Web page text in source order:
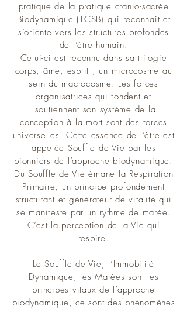
pratique de la pratique cranio-sacrée
Biodynamique (TCSB) qui reconnait et
s’oriente vers les structures profondes
de l’être humain.
Celui-ci est reconnu dans sa trilogie
corps, âme, esprit ; un microcosme au
sein du macrocosme. Les forces
organisatrices qui fondent et
soutiennent son système de la
conception à la mort sont des forces
universelles. Cette essence de l’être est
appelée Souffle de Vie par les
pionniers de l’approche biodynamique.
Du Souffle de Vie émane la Respiration
Primaire, un principe profondément
structurant et générateur de vitalité qui
se manifeste par un rythme de marée.
C’est la perception de la Vie qui
respire.
Le Souffle de Vie, l’Immobilité
Dynamique, les Marées sont les
principes vitaux de l’approche
biodynamique, ce sont des phénomènes